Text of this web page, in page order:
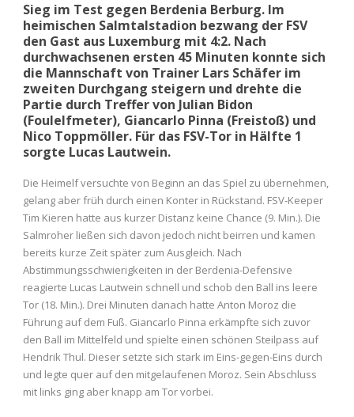
Sieg im Test gegen Berdenia Berburg. Im
heimischen Salmtalstadion bezwang der FSV
den Gast aus Luxemburg mit 4:2. Nach
durchwachsenen ersten 45 Minuten konnte sich
die Mannschaft von Trainer Lars Schäfer im
zweiten Durchgang steigern und drehte die
Partie durch Treffer von Julian Bidon
(Foulelfmeter), Giancarlo Pinna (Freistoß) und
Nico Toppmöller. Für das FSV-Tor in Hälfte 1
sorgte Lucas Lautwein.
Die Heimelf versuchte von Beginn an das Spiel zu übernehmen,
gelang aber früh durch einen Konter in Rückstand. FSV-Keeper
Tim Kieren hatte aus kurzer Distanz keine Chance (9. Min.). Die
Salmroher ließen sich davon jedoch nicht beirren und kamen
bereits kurze Zeit später zum Ausgleich. Nach
Abstimmungsschwierigkeiten in der Berdenia-Defensive
reagierte Lucas Lautwein schnell und schob den Ball ins leere
Tor (18. Min.). Drei Minuten danach hatte Anton Moroz die
Führung auf dem Fuß. Giancarlo Pinna erkämpfte sich zuvor
den Ball im Mittelfeld und spielte einen schönen Steilpass auf
Hendrik Thul. Dieser setzte sich stark im Eins-gegen-Eins durch
und legte quer auf den mitgelaufenen Moroz. Sein Abschluss
mit links ging aber knapp am Tor vorbei.